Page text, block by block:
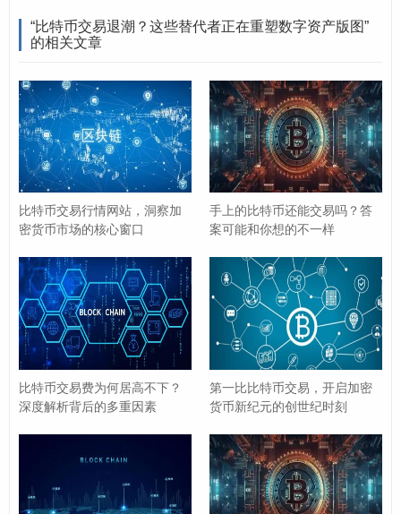
等去中心化交易所（DEX）上，用户不仅可以交易各类代
押、借贷等方式“让钱生钱”，打破了传统金融“只能交易”的
局限，相比比特币的“单向投机”，DeFi的“收益叠加”模式
更具吸引力。
稳定币的普及也改变了交易格局，USDT、USDC等稳定
币以其与美元锚定的特性，成为市场中的“数字美元”，既
用户无需在比特币与法币之间反复兑换，直接通过稳定币
完成交易，大大提升了资金效率。
比特币质押（如Staking Wrapped Bitcoin, WBTC）、比
特币衍生品（如期货、期权）
等产品，让比特币本身也能
参与更复杂的金融活动，拓展了其应用边界，间接“替代”
监管与合规：从“野蛮生长”到“有序
“比特币交易退潮？这些替代者正在重塑数字资产版图”
的相关文章
比特币交易行情网站，洞察加
密货币市场的核心窗口
手上的比特币还能交易吗？答
案可能和你想的不一样
比特币交易费为何居高不下？
深度解析背后的多重因素
第一比比特币交易，开启加密
货币新纪元的创世纪时刻